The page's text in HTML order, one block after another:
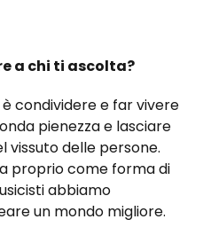
a chi ti ascolta?
condividere e far vivere
pienezza e lasciare
vissuto delle persone.
proprio come forma di
abbiamo
un mondo migliore.